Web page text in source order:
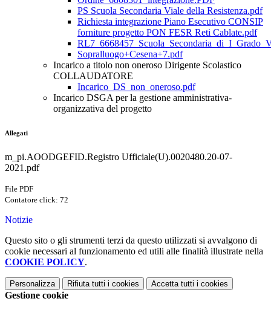
PS Scuola Secondaria Viale della Resistenza.pdf
Richiesta integrazione Piano Esecutivo CONSIP
forniture progetto PON FESR Reti Cablate.pdf
Sopralluogo+Cesena+7.pdf
Incarico a titolo non oneroso Dirigente Scolastico
COLLAUDATORE
Incarico_DS_non_oneroso.pdf
Incarico DSGA per la gestione amministrativa-
organizzativa del progetto
Allegati
m_pi.AOODGEFID.Registro Ufficiale(U).0020480.20-07-
2021.pdf
File PDF
Contatore click: 72
Notizie
Questo sito o gli strumenti terzi da questo utilizzati si avvalgono di
cookie necessari al funzionamento ed utili alle finalità illustrate nella
COOKIE POLICY.
Personalizza Rifiuta tutti i cookies Accetta tutti i cookies
Gestione cookie